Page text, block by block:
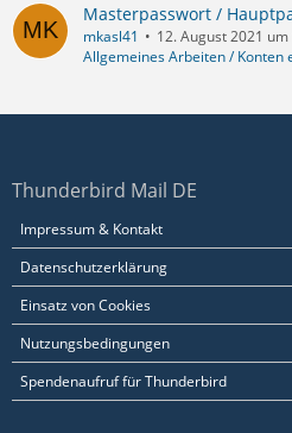
Masterpasswort /
mkasl41
12. August 2021
Allgemeines Arbeiten / Konten
Thunderbird Mail DE
Impressum & Kontakt
Datenschutzerklärung
Einsatz von Cookies
Nutzungsbedingungen
Spendenaufruf für Thunderbird